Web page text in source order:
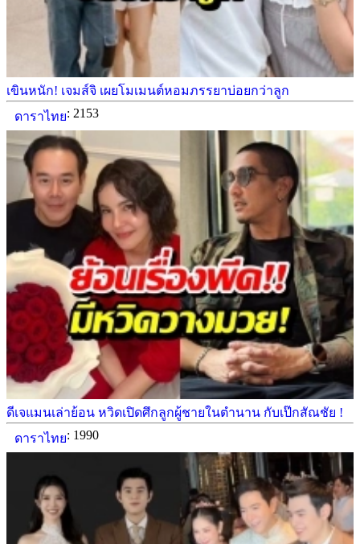
เขินหนัก! เจมส์จิ เผยโมเมนต์หอมภรรยาบ่อยกว่าลูก
ดาราไทย: 2153
ดีเจแมนเล่าย้อน หวิดเปิดศึกลูกผู้ชายในตำนาน กับเป๊กสัณชัย !
ดาราไทย: 1990